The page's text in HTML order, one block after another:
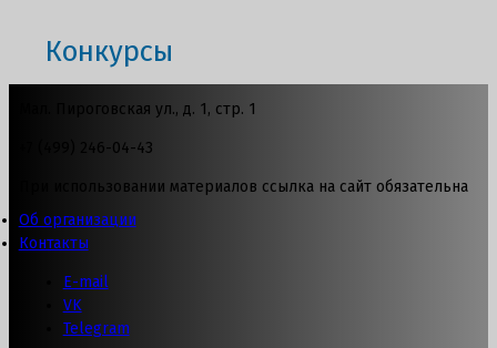
Конкурсы
Мал. Пироговская ул., д. 1, стр. 1
+7 (499) 246-04-43
При использовании материалов ссылка на сайт обязательна
Об организации
Контакты
E-mail
VK
Telegram